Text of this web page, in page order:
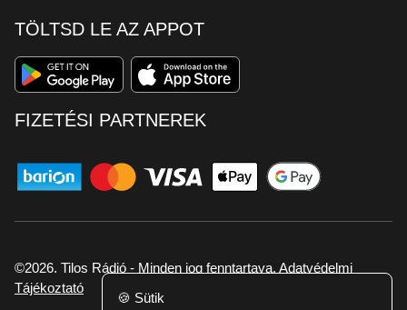
TÖLTSD LE AZ APPOT
FIZETÉSI PARTNEREK
©2026. Tilos Rádió - Minden jog fenntartava. Adatvédelmi
Tájékoztató
🍪 Sütik